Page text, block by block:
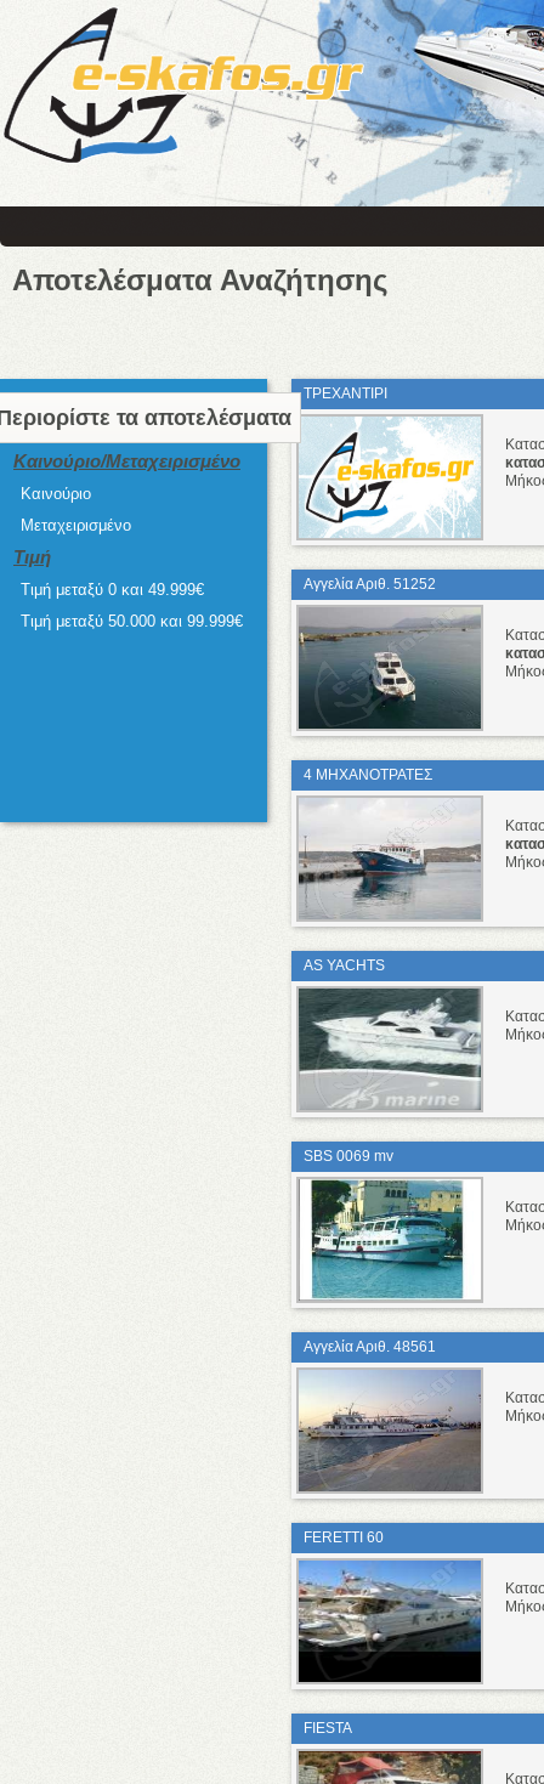
Αποτελέσματα Αναζήτησης
τα αποτελέσματα
Καινούριο/Μεταχειρισμένο
Καινούριο
Μεταχειρισμένο
Τιμή
Τιμή μεταξύ 0 και 49.999€
Τιμή μεταξύ 50.000 και 99.999€
ΤΡΕΧΑΝΤΙΡΙ
Αγγελία Αριθ. 51252
4 ΜΗΧΑΝΟΤΡΑΤΕΣ
AS YACHTS
SBS 0069 mv
Αγγελία Αριθ. 48561
FERETTI 60
FIESTA